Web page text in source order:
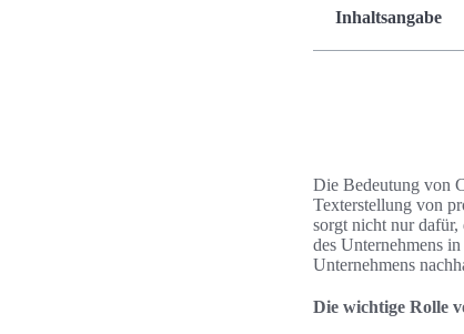
Inhaltsangabe
Die Bedeutung von
Texterstellung von
sorgt nicht nur
des Unternehmens
Unternehmens
Die wichtige Rolle